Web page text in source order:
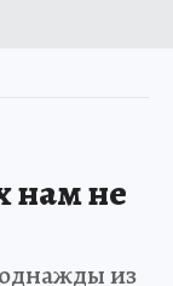
нам не
из